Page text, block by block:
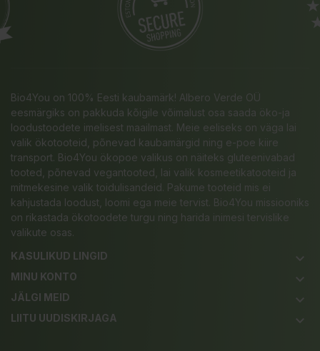
Bio4You on 100% Eesti kaubamärk! Albero Verde OÜ
eesmärgiks on pakkuda kõigile võimalust osa saada öko-ja
loodustoodete imelisest maailmast. Meie eeliseks on väga lai
valik ökotooteid, põnevad kaubamärgid ning e-poe kiire
transport. Bio4You ökopoe valikus on näiteks gluteenivabad
tooted, põnevad vegantooted, lai valik kosmeetikatooteid ja
mitmekesine valik toidulisandeid. Pakume tooteid mis ei
kahjustada loodust, loomi ega meie tervist. Bio4You missiooniks
on rikastada ökotoodete turgu ning harida inimesi tervislike
valikute osas.
KASULIKUD LINGID
keyboard_arrow_down
MINU KONTO keyboard_arrow_down
JÄLGI MEID keyboard_arrow_down
LIITU UUDISKIRJAGA keyboard_arrow_down